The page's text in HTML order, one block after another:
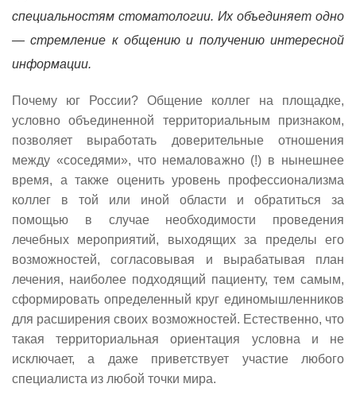
специальностям стоматологии. Их объединяет одно
— стремление к общению и получению интересной
информации.
Почему юг России? Общение коллег на площадке,
условно объединенной территориальным признаком,
позволяет выработать доверительные отношения
между «соседями», что немаловажно (!) в нынешнее
время, а также оценить уровень профессионализма
коллег в той или иной области и обратиться за
помощью в случае необходимости проведения
лечебных мероприятий, выходящих за пределы его
возможностей, согласовывая и вырабатывая план
лечения, наиболее подходящий пациенту, тем самым,
сформировать определенный круг единомышленников
для расширения своих возможностей. Естественно, что
такая территориальная ориентация условна и не
исключает, а даже приветствует участие любого
специалиста из любой точки мира.